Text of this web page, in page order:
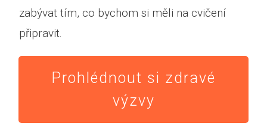
zabývat tím, co bychom si měli na cvičení
připravit.
Prohlédnout si zdravé
výzvy